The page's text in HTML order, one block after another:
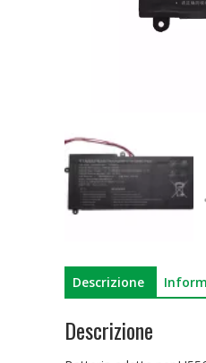
Descrizione
Descrizione